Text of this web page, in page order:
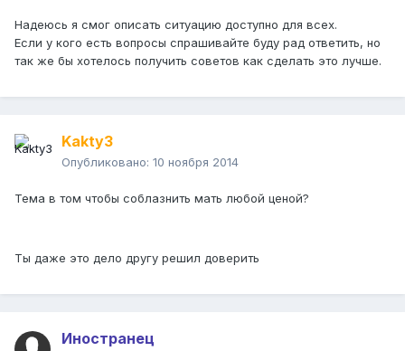
Надеюсь я смог описать ситуацию доступно для всех.
Если у кого есть вопросы спрашивайте буду рад ответить, но
так же бы хотелось получить советов как сделать это лучше.
Kakty3
Опубликовано: 10 ноября 2014
Тема в том чтобы соблазнить мать любой ценой?
Ты даже это дело другу решил доверить
Иностранец